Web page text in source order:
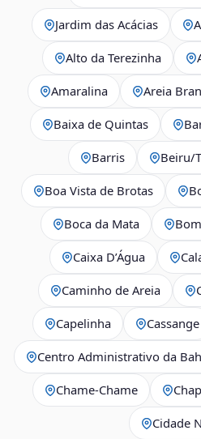
Jardim das Acácias
Alto da Terezinha
Amaralina Areia
Baixa de Quintas
Barris Beiru/
Boa Vista de Brotas
Boca da Mata
Caixa D’Água
Caminho de Areia
Capelinha Cassange
Centro Administrativo da
Chame-Chame
Cidade